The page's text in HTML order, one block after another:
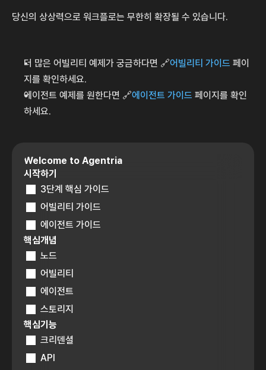
Welcome to Agentria
시작하기
3단계 핵심 가이드
어빌리티 가이드
에이전트 가이드
핵심개념
노드
어빌리티
에이전트
스토리지
핵심기능
크리덴셜
API
당신의 상상력으로 워크플로는 무한히 확장될 수 있습니다.
더 많은 어빌리티 예제가 궁금하다면 🔗어빌리티 가이드 페이
지를 확인하세요.
에이전트 예제를 원한다면 🔗에이전트 가이드 페이지를 확인
하세요.